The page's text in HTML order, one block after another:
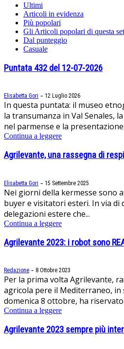
Ultimi
Articoli in evidenza
Più popolari
Gli Articoli popolari di questa
Dal punteggio
Casuale
Puntata 432 del 12-07-2026
Elisabetta Gori - 12 Luglio 2026
In questa puntata: il museo
la transumanza in Val Senales,
nel parmense e la presentazione
Continua a leggere
Agrilevante, una rassegna di
Elisabetta Gori - 15 Settembre 2025
Nei giorni della kermesse sono
buyer e visitatori esteri. In via di
delegazioni estere che...
Continua a leggere
Agrilevante 2023: i robot sono
Redazione - 8 Ottobre 2023
Per la prima volta Agrilevante,
agricola pere il Mediterraneo, in
domenica 8 ottobre, ha
Continua a leggere
Agrilevante 2023 sempre più